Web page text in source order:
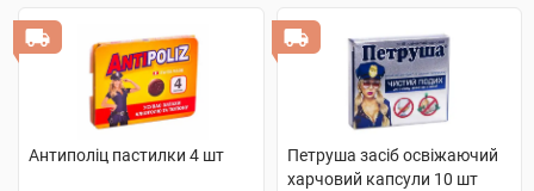
Антиполіц пастилки 4 шт
Петруша засіб освіжаючий
харчовий капсули 10 шт